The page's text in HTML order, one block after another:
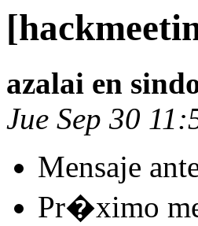
azalai en
Jue Sep 30
Mensaje
Pr�ximo